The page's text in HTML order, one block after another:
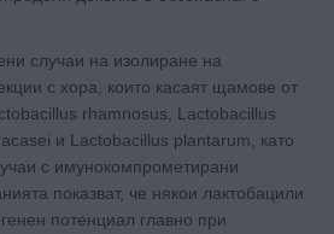
случаи на изолиране на
с хора, които касаят щамове от
rhamnosus, Lactobacillus
и Lactobacillus plantarum, като
с имунокомпрометирани
показват, че някои лактобацили
потенциал главно при